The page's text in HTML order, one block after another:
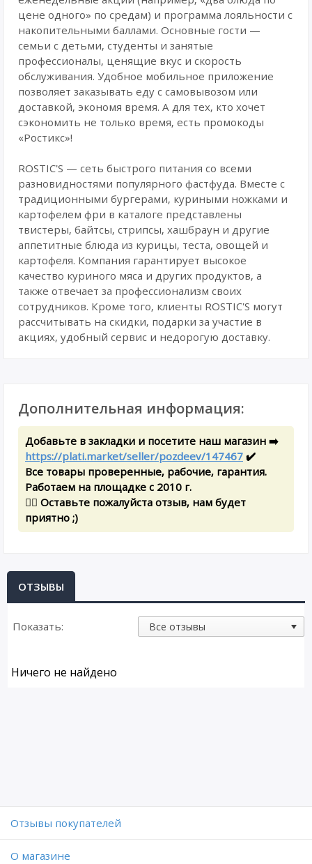
цене одного» по средам) и программа лояльности с
накопительными баллами. Основные гости —
семьи с детьми, студенты и занятые
профессионалы, ценящие вкус и скорость
обслуживания. Удобное мобильное приложение
позволяет заказывать еду с самовывозом или
доставкой, экономя время. А для тех, кто хочет
сэкономить не только время, есть промокоды
«Ростикс»!
ROSTIC'S — сеть быстрого питания со всеми
разновидностями популярного фастфуда. Вместе с
традиционными бургерами, куриными ножками и
картофелем фри в каталоге представлены
твистеры, байтсы, стрипсы, хашбраун и другие
аппетитные блюда из курицы, теста, овощей и
картофеля. Компания гарантирует высокое
качество куриного мяса и других продуктов, а
также отвечает за профессионализм своих
сотрудников. Кроме того, клиенты ROSTIC'S могут
рассчитывать на скидки, подарки за участие в
акциях, удобный сервис и недорогую доставку.
Дополнительная информация:
Добавьте в закладки и посетите наш магазин ➡️
https://plati.market/seller/pozdeev/147467 ✔️
Все товары проверенные, рабочие, гарантия.
Работаем на площадке с 2010 г.
✍🏻 Оставьте пожалуйста отзыв, нам будет
приятно ;)
ОТЗЫВЫ
Показать:
Ничего не найдено
Отзывы покупателей
O магазине